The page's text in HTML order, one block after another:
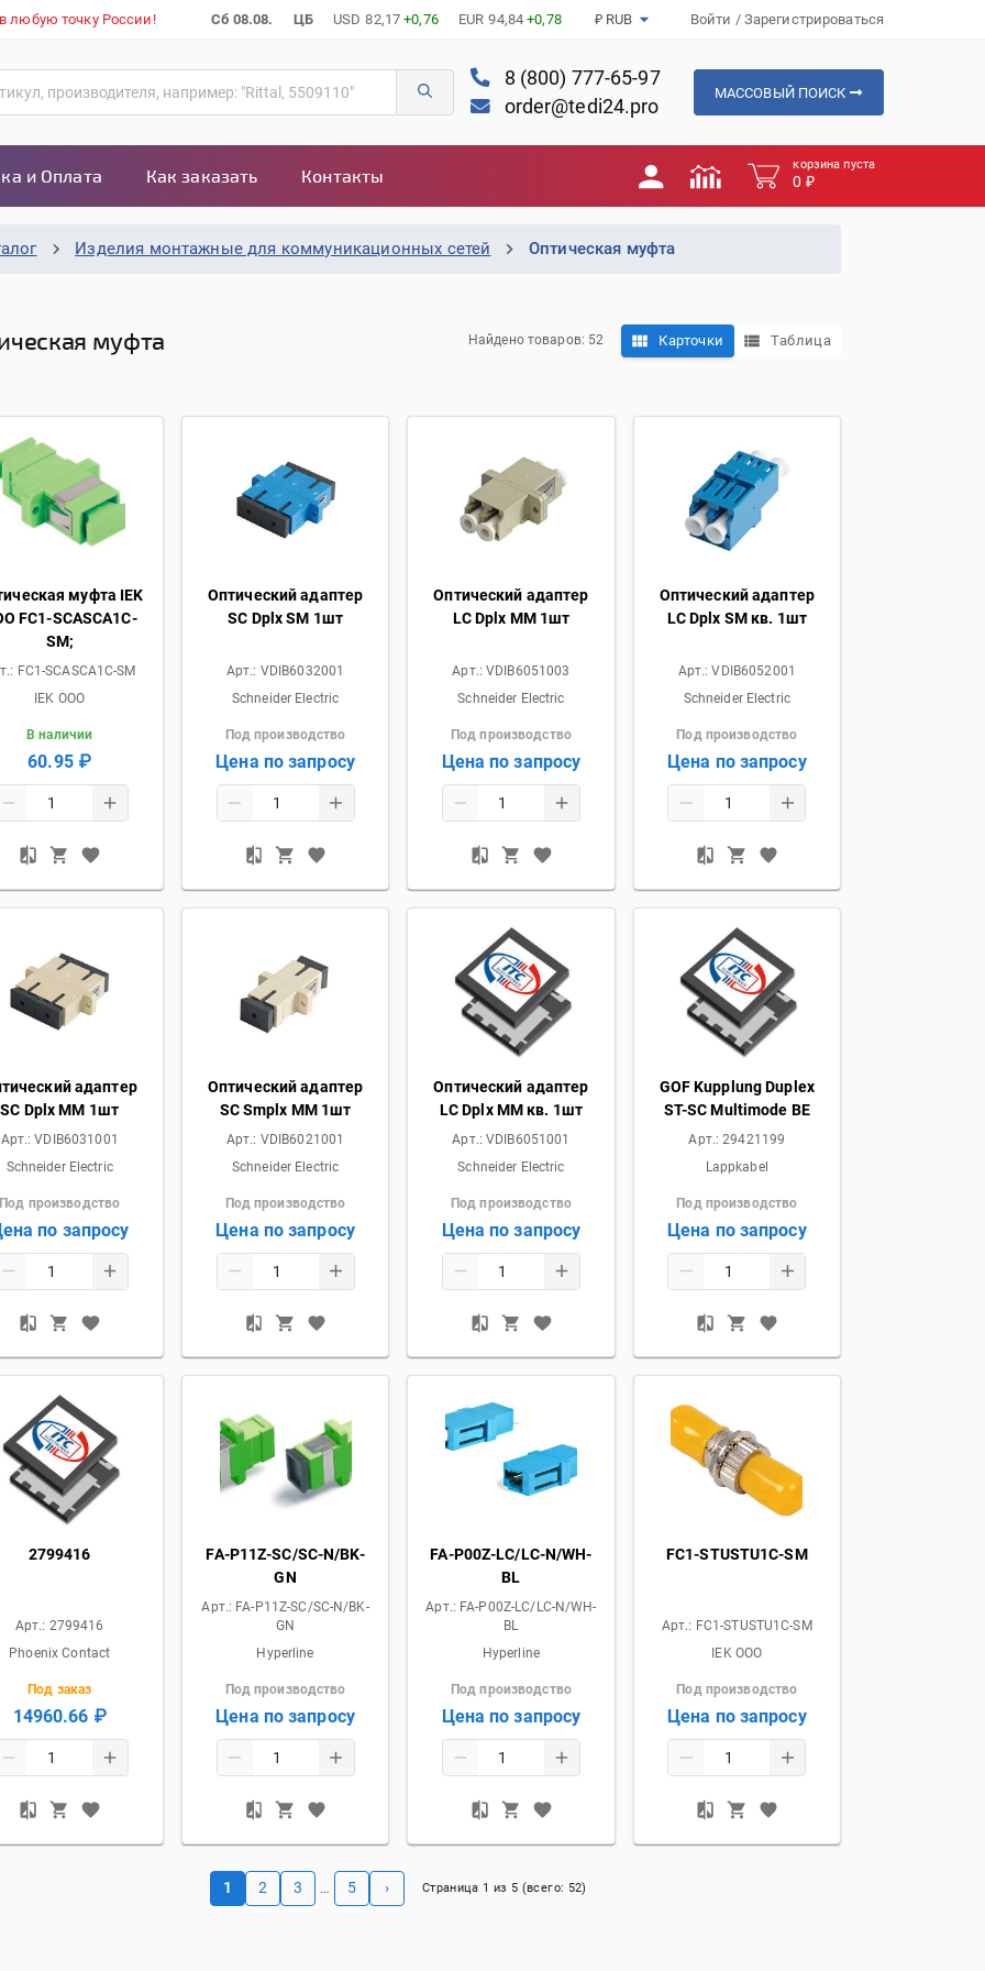
любую точку России! Сб 08.08. ЦБ USD 82,17 +0,76 EUR 94,84 +0,78 ₽ RUB Войти / Зарегистрироваться
8 (800) 777-65-97
order@tedi24.pro
МАССОВЫЙ ПОИСК
и Оплата Как заказать Контакты
корзина пуста
0 ₽
Изделия монтажные для коммуникационных сетей Оптическая муфта
муфта Найдено товаров: 52 Карточки Таблица
муфта IEK
FC1-SCASCA1C-
SM;
FC1-SCASCA1C-SM
IEK OOO
В наличии
60.95 ₽
Оптический адаптер
SC Dplx SM 1шт
Арт.: VDIB6032001
Schneider Electric
Под производство
Цена по запросу
Оптический адаптер
LC Dplx MM 1шт
Арт.:VDIB6051003
Schneider Electric
Под производство
Цена по запросу
Оптический адаптер
LC Dplx SM кв. 1шт
Арт.:VDIB6052001
Schneider Electric
Под производство
Цена по запросу
адаптер
SC Dplx MM 1шт
Арт.:VDIB6031001
Schneider Electric
Под производство
по запросу
Оптический адаптер
SC Smplx MM 1шт
Арт.: VDIB6021001
Schneider Electric
Под производство
Цена по запросу
Оптический адаптер
LC Dplx MM кв. 1шт
Арт.:VDIB6051001
Schneider Electric
Под производство
Цена по запросу
GOF Kupplung Duplex
ST-SC Multimode BE
Арт.:29421199
Lappkabel
Под производство
Цена по запросу
2799416
Арт.: 2799416
Phoenix Contact
Под заказ
14960.66 ₽
FA-P11Z-SC/SC-N/BK-
GN
Арт.: FA-P11Z-SC/SC-N/BK-
GN
Hyperline
Под производство
Цена по запросу
FA-P00Z-LC/LC-N/WH-
BL
Арт.: FA-P00Z-LC/LC-N/WH-
BL
Hyperline
Под производство
Цена по запросу
FC1-STUSTU1C-SM
Арт.: FC1-STUSTU1C-SM
IEK OOO
Под производство
Цена по запросу
1 2 3 … 5 › Страница 1 из 5 (всего: 52)